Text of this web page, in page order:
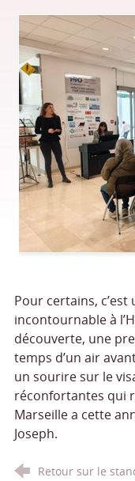
Pour certains,
incontournable à
découverte, une
temps d’un air
un sourire sur le
réconfortantes qui
Marseille a cette
Joseph.
Retour sur le